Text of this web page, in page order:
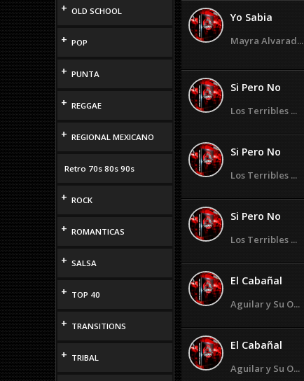
+ OLD SCHOOL
+ POP
+ PUNTA
+ REGGAE
+ REGIONAL MEXICANO
Retro 70s 80s 90s
+ ROCK
+ ROMANTICAS
+ SALSA
+ TOP 40
+ TRANSITIONS
+ TRIBAL
Yo Sabia
Mayra Alvarad...
Si Pero No
Los Terribles ...
Si Pero No
Los Terribles ...
Si Pero No
Los Terribles ...
El Cabañal
Aguilar y Su O...
El Cabañal
Aguilar y Su O...